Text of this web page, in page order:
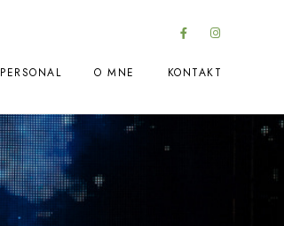
PERSONAL O MNE KONTAKT